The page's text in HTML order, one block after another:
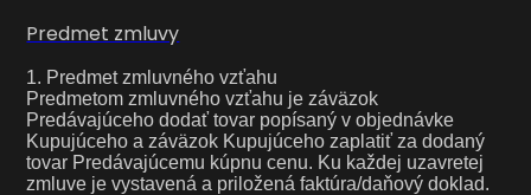
Predmet zmluvy
1. Predmet zmluvného vzťahu
Predmetom zmluvného vzťahu je záväzok
Predávajúceho dodať tovar popísaný v objednávke
Kupujúceho a záväzok Kupujúceho zaplatiť za dodaný
tovar Predávajúcemu kúpnu cenu. Ku každej uzavretej
zmluve je vystavená a priložená faktúra/daňový doklad.